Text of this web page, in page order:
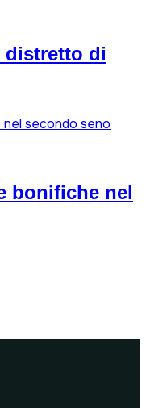
distretto di
bonifiche nel